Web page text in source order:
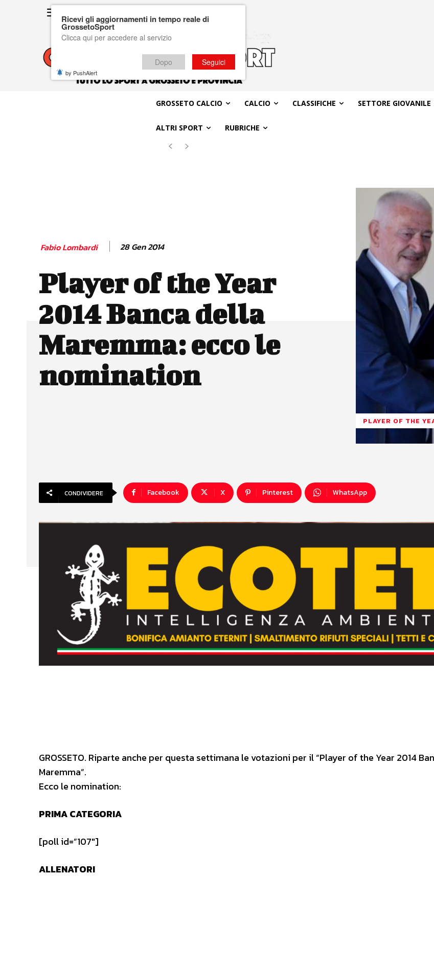
GROSSETO CALCIO CALCIO CLASSIFICHE SETTORE GIOVANILE
ALTRI SPORT RUBRICHE
Fabio Lombardi 28 Gen 2014
Player of the Year
2014 Banca della
Maremma: ecco le
nomination
PLAYER OF THE
CONDIVIDERE Facebook X Pinterest WhatsApp
GROSSETO. Riparte anche per questa settimana le votazioni per il “Player of the Year 2014
Maremma”.
Ecco le nomination:
PRIMA CATEGORIA
[poll id=”107″]
ALLENATORI
Ricevi gli aggiornamenti in tempo reale di
GrossetoSport
Clicca qui per accedere al servizio
Dopo Seguici
by PushAlert